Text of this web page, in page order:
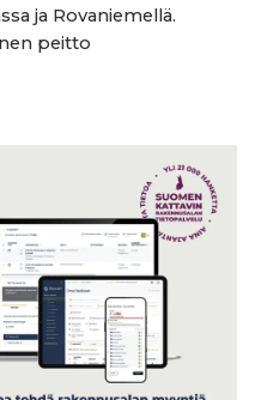
ja Rovaniemellä.
peitto